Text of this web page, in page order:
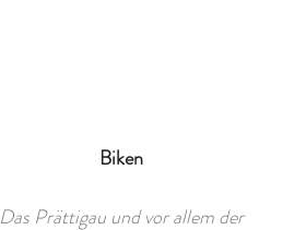
Biken
Das Prättigau und vor allem der